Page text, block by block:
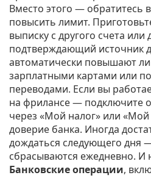
Вместо этого — обратитесь
повысить лимит.
выписку с другого счета или
подтверждающий источник
автоматически повышают
зарплатными картами или
переводами. Если вы
на фрилансе — подключите
через «Мой налог» или
доверие банка. Иногда
дождаться следующего дня
сбрасываются ежедневно. И
Банковские операции,